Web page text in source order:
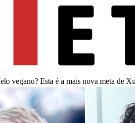
vegano? Esta é a mais nova meta de